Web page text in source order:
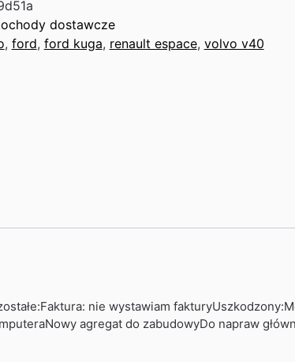
dostawcze
, ford, ford kuga, renault espace, volvo v40
nie wystawiam
agregat do zabudowyDo napraw